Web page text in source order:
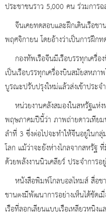
ประชาชนราว 5,000 คน ร่วมการ
จีนเคยทดสอบและฝึกเดินเรือชา
พฤศจิกายน โดยอ้างว่าเป็นการฝึก
กองทัพเรือจีนมีเรือบรรทุกเครื่อ
เป็นเรือบรรทุกเครื่องบินสมัยสหภ
บูรณะปรับปรุงใหม่แล้วส่งเข้าประจ
หน่วยงานคลังสมองในสหรัฐแห่ง
พฤษภาคมปีนี้ว่า ภาพถ่ายดาวเทียม
ลำที่ 3 ซึ่งต่อไปจะทำให้จีนอยู่ในก
โลก แม้ว่าจะยังห่างไกลจากสหรัฐ
ด้วยพลังงานนิวเคลียร์ ประจำการ
หนังสือพิมพ์โกลบอลไทมส์ สื่อชา
ชานตงมีพัฒนาการอย่างเห็นได้ชัดเ
เรือที่ลอกเลียนแบบเรือเหลียวหนิ